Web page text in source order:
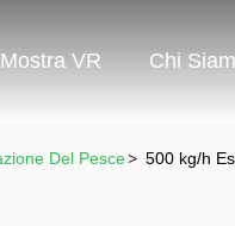
Mostra VR Chi
Del Pesce> 500 kg/h